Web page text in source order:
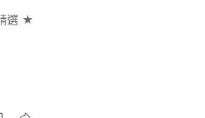
選 ★